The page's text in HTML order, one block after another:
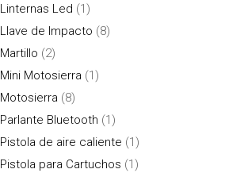
Linternas Led (1)
Llave de Impacto (8)
Martillo (2)
Mini Motosierra (1)
Motosierra (8)
Parlante Bluetooth (1)
Pistola de aire caliente (1)
Pistola para Cartuchos (1)